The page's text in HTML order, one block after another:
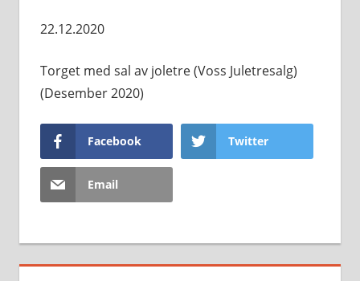
22.12.2020
Torget med sal av joletre (Voss Juletresalg)
(Desember 2020)
Facebook Twitter
Email